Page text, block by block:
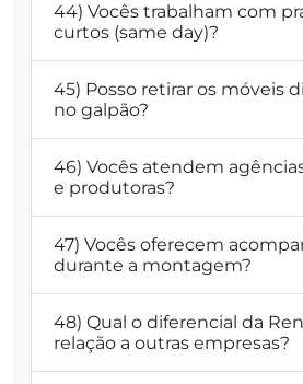
44) Vocês trabalham com
curtos (same day)?
45) Posso retirar os móveis
no galpão?
46) Vocês atendem
e produtoras?
47) Vocês oferecem
durante a montagem?
48) Qual o diferencial da
relação a outras empresas?